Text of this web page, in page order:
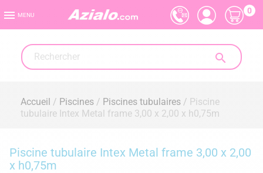
 MENU

0
Accueil Piscines Piscines tubulaires
Piscine
tubulaire Intex Metal frame 3,00 x 2,00 x h0,75m
Piscine tubulaire Intex Metal frame 3,00 x 2,00
x h0,75m